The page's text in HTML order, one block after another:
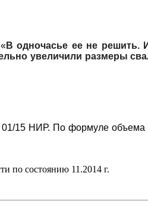
В одночасье ее не решить.
увеличили размеры
15 НИР. По формуле объема
по состоянию 11.2014 г.